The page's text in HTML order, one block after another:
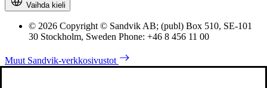
Vaihda kieli
© 2026 Copyright © Sandvik AB; (publ) Box 510, SE-101
30 Stockholm, Sweden Phone: +46 8 456 11 00
Muut Sandvik-verkkosivustot